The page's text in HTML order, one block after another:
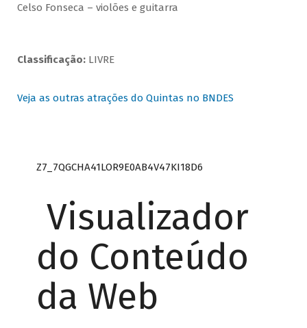
Celso Fonseca – violões e guitarra
Classificação: LIVRE
Veja as outras atrações do Quintas no BNDES
Z7_7QGCHA41LOR9E0AB4V47KI18D6
Visualizador
do Conteúdo
da Web